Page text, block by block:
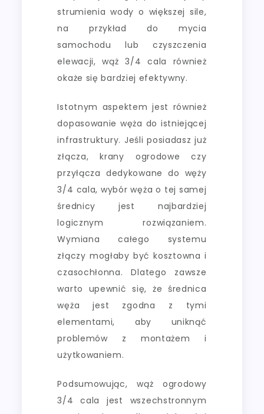
strumienia wody o większej sile,
na przykład do mycia
samochodu lub czyszczenia
elewacji, wąż 3/4 cala również
okaże się bardziej efektywny.
Istotnym aspektem jest również
dopasowanie węża do istniejącej
infrastruktury. Jeśli posiadasz już
złącza, krany ogrodowe czy
przyłącza dedykowane do węży
3/4 cala, wybór węża o tej samej
średnicy jest najbardziej
logicznym rozwiązaniem.
Wymiana całego systemu
złączy mogłaby być kosztowna i
czasochłonna. Dlatego zawsze
warto upewnić się, że średnica
węża jest zgodna z tymi
elementami, aby uniknąć
problemów z montażem i
użytkowaniem.
Podsumowując, wąż ogrodowy
3/4 cala jest wszechstronnym